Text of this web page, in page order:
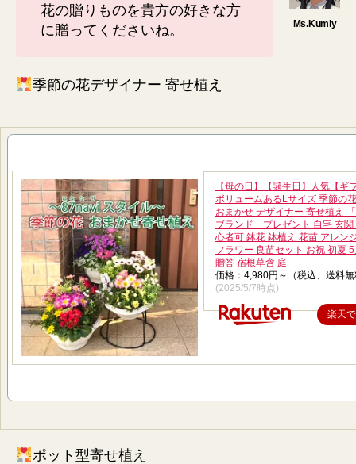
花の贈りものを貴方の好きな方
に贈ってくださいね。
季節の花デザイナー 寄せ植え
【母の日】【誕生日】人気【ギ
ボリュームあるLサイズ 季節の
おまかせ デザイナー 寄せ植え
ブランド」プレゼント 自宅 玄関
心者可 鉢花 鉢植え 花苗 アレン
フラワー 良苗セット お祝 初夏
贈答 宿根草含 庭
価格：4,980円～（税込、送料
(2025/5/7時点)
楽天
ポット型寄せ植え